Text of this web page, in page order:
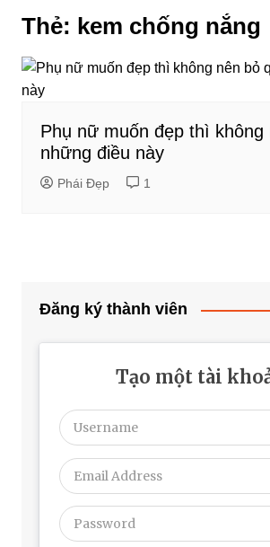
Thẻ: kem chống nắng
Phụ nữ muốn đẹp thì không
những điều này
Phái Đẹp 1
Đăng ký thành viên
Tạo một tài